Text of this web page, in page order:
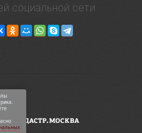
социальной сети